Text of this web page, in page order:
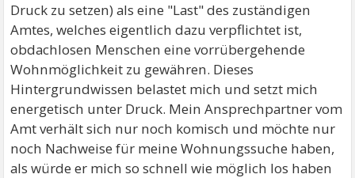
Druck zu setzen) als eine "Last" des zuständigen
Amtes, welches eigentlich dazu verpflichtet ist,
obdachlosen Menschen eine vorrübergehende
Wohnmöglichkeit zu gewähren. Dieses
Hintergrundwissen belastet mich und setzt mich
energetisch unter Druck. Mein Ansprechpartner vom
Amt verhält sich nur noch komisch und möchte nur
noch Nachweise für meine Wohnungssuche haben,
als würde er mich so schnell wie möglich los haben